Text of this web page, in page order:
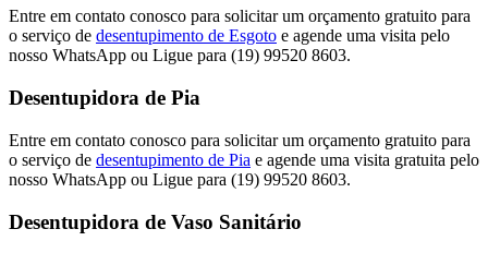
Entre em contato conosco para solicitar um orçamento gratuito para
o serviço de desentupimento de Esgoto e agende uma visita pelo
nosso WhatsApp ou Ligue para (19) 99520 8603.
Desentupidora de Pia
Entre em contato conosco para solicitar um orçamento gratuito para
o serviço de desentupimento de Pia e agende uma visita gratuita pelo
nosso WhatsApp ou Ligue para (19) 99520 8603.
Desentupidora de Vaso Sanitário